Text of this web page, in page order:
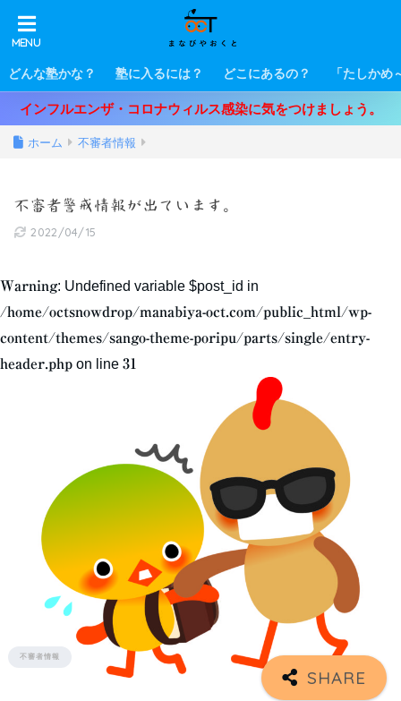
どんな塾かな？ 塾に入るには？ どこにあるの？ 「たしかめ
インフルエンザ・コロナウィルス感染に気をつけましょう。
ホーム 不審者情報
不審者警戒情報が出ています。
2022/04/15
Warning: Undefined variable $post_id in
/home/octsnowdrop/manabiya-oct.com/public_html/wp-
content/themes/sango-theme-poripu/parts/single/entry-
header.php on line 31
不審者情報